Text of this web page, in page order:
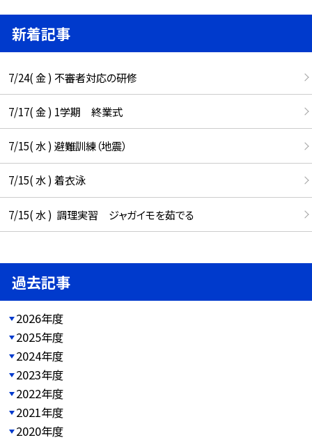
新着記事
7/24( 金 ) 不審者対応の研修
7/17( 金 ) 1学期 終業式
7/15( 水 ) 避難訓練（地震）
7/15( 水 ) 着衣泳
7/15( 水 ) 調理実習 ジャガイモを茹でる
過去記事
2026年度
2025年度
2024年度
2023年度
2022年度
2021年度
2020年度